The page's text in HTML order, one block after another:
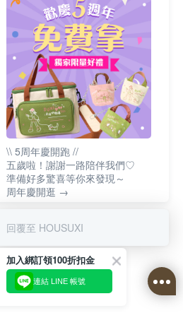
\\ 5周年慶開跑 //
五歲啦！謝謝一路陪伴我們♡
準備好多驚喜等你來發現～
周年慶開逛 →
回覆至 HOUSUXI
加入綁訂領100折扣金
連結 LINE 帳號